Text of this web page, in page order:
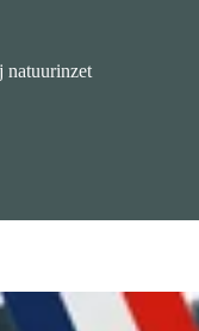
natuurinzet